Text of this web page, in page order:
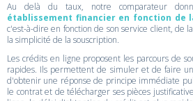
Au delà du taux, notre comparateur
établissement financier en fonction de
c'est-à-dire en fonction de son service client, de
la simplicité de la souscription.
Les crédits en ligne proposent les parcours de
rapides. Ils permettent de simuler et de faire
d'obtenir une réponse de principe immédiate
le contrat et de télécharger ses pièces